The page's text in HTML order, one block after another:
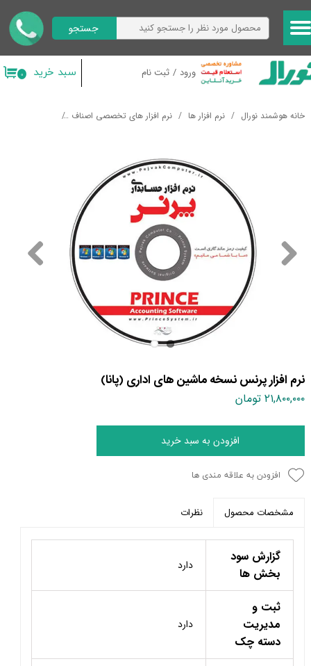
ورود / ثبت نام
حساب کاربری من
تغییر گذر واژه
خروج از حساب کاربری
جستجو
۰ سبد خرید
خانه هوشمند نورال نرم افزار ها نرم افزار های تخصصی اصناف
نرم افزار پرنس نسخه ماشین های اداری (پانا)
۲۱,۸۰۰,۰۰۰ تومان
افزودن به سبد خرید
افزودن به علاقه مندی ها
مشخصات محصول نظرات
گزارش سود
بخش ها
دارد
ثبت و
مدیریت
دسته چک
دارد